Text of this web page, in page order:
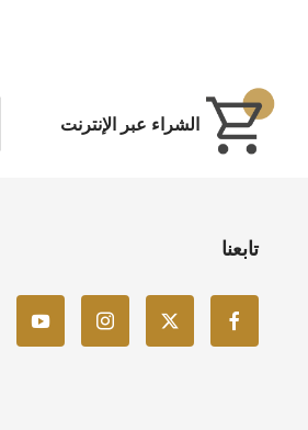
الشراء عبر الإنترنت
تابعنا